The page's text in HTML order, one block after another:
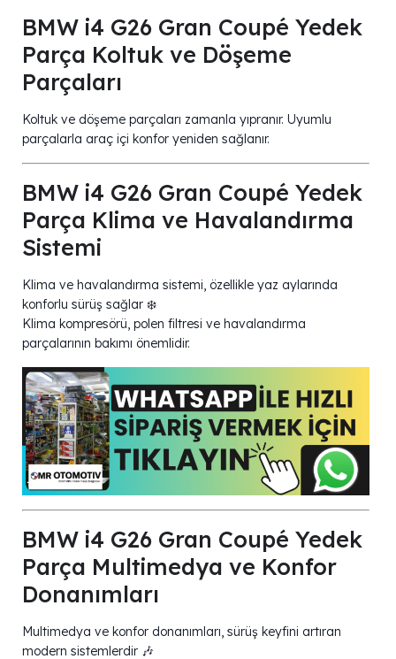
BMW i4 G26 Gran Coupé Yedek
Parça Koltuk ve Döşeme
Parçaları
Koltuk ve döşeme parçaları zamanla yıpranır. Uyumlu
parçalarla araç içi konfor yeniden sağlanır.
BMW i4 G26 Gran Coupé Yedek
Parça Klima ve Havalandırma
Sistemi
Klima ve havalandırma sistemi, özellikle yaz aylarında
konforlu sürüş sağlar ❄️
Klima kompresörü, polen filtresi ve havalandırma
parçalarının bakımı önemlidir.
BMW i4 G26 Gran Coupé Yedek
Parça Multimedya ve Konfor
Donanımları
Multimedya ve konfor donanımları, sürüş keyfini artıran
modern sistemlerdir 🎶